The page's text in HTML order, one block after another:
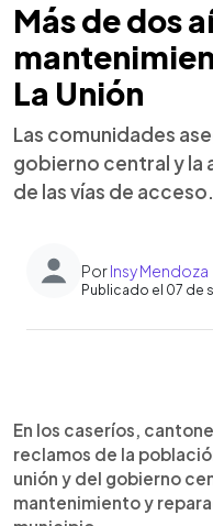
Más de dos
La Unión
Las comunidades
gobierno central y la
de las vías de acceso.
PorInsy Mendoza
Publicado el 07 de
Escuchar
En los caseríos,
reclamos de la
unión y del gobierno
mantenimiento y